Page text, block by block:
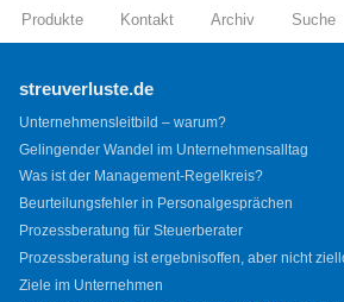
Produkte Kontakt Archiv Suche
streuverluste.de
Unternehmensleitbild – warum?
Gelingender Wandel im Unternehmensalltag
Was ist der Management-Regelkreis?
Beurteilungsfehler in Personalgesprächen
Prozessberatung für Steuerberater
Prozessberatung ist ergebnisoffen, aber nicht
Ziele im Unternehmen